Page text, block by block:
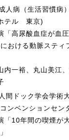
人病（生活習慣
ホテル 東京)
「高尿酸血症が血
における動脈スティ
内一裕、丸山美江
間ドック学会学
ンベンションセン
「10年間の喫煙が